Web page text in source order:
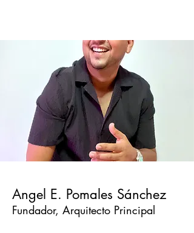
Angel E. Pomales Sánchez
Fundador, Arquitecto Principal